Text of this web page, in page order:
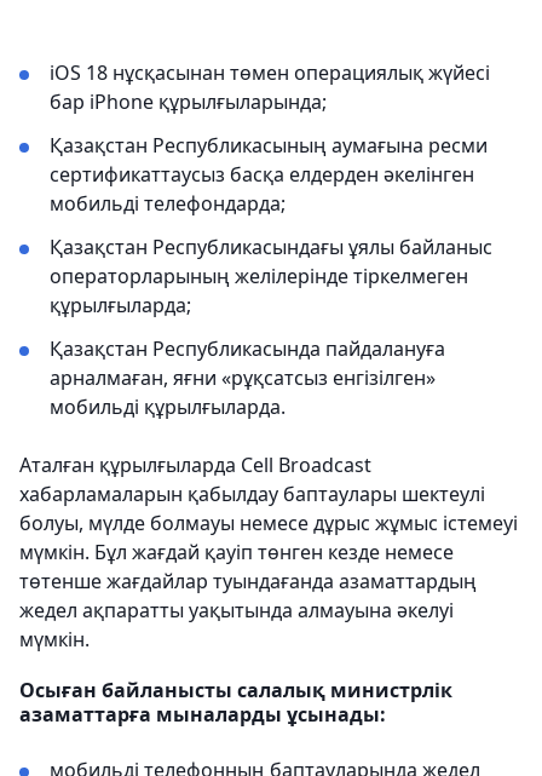
iOS 18 нұсқасынан төмен операциялық жүйесі
бар iPhone құрылғыларында;
Қазақстан Республикасының аумағына ресми
сертификаттаусыз басқа елдерден әкелінген
мобильді телефондарда;
Қазақстан Республикасындағы ұялы байланыс
операторларының желілерінде тіркелмеген
құрылғыларда;
Қазақстан Республикасында пайдалануға
арналмаған, яғни «рұқсатсыз енгізілген»
мобильді құрылғыларда.
Аталған құрылғыларда Cell Broadcast
хабарламаларын қабылдау баптаулары шектеулі
болуы, мүлде болмауы немесе дұрыс жұмыс істемеуі
мүмкін. Бұл жағдай қауіп төнген кезде немесе
төтенше жағдайлар туындағанда азаматтардың
жедел ақпаратты уақытында алмауына әкелуі
мүмкін.
Осыған байланысты салалық министрлік
азаматтарға мыналарды ұсынады:
мобильді телефонның баптауларында жедел